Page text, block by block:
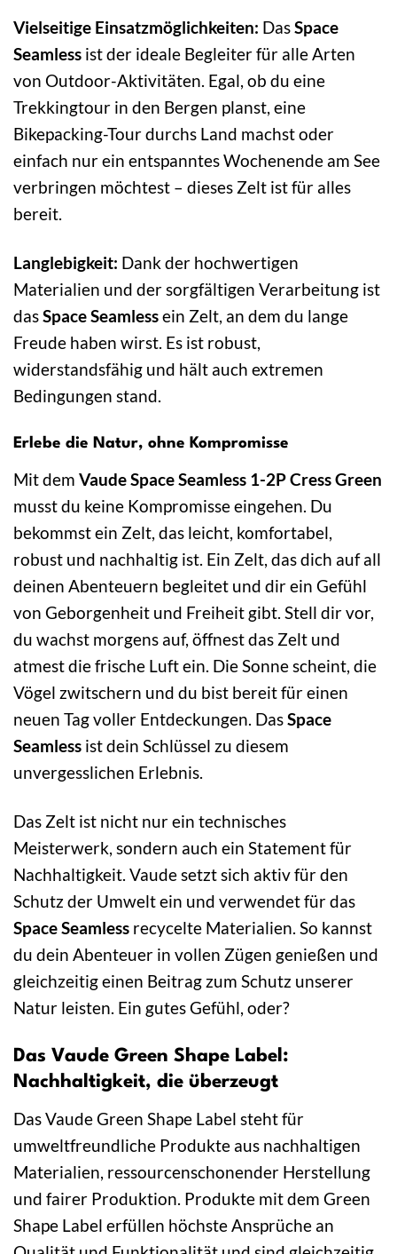
Vielseitige Einsatzmöglichkeiten: DasSpace
Seamless ist der ideale Begleiter für alle Arten
von Outdoor-Aktivitäten. Egal, ob du eine
Trekkingtour in den Bergen planst, eine
Bikepacking-Tour durchs Land machst oder
einfach nur ein entspanntes Wochenende am See
verbringen möchtest – dieses Zelt ist für alles
bereit.
Langlebigkeit: Dank der hochwertigen
Materialien und der sorgfältigen Verarbeitung ist
dasSpace Seamlessein Zelt, an dem du lange
Freude haben wirst. Es ist robust,
widerstandsfähig und hält auch extremen
Bedingungen stand.
Erlebe die Natur, ohne Kompromisse
Mit dem Vaude Space Seamless 1-2P Cress Green
musst du keine Kompromisse eingehen. Du
bekommst ein Zelt, das leicht, komfortabel,
robust und nachhaltig ist. Ein Zelt, das dich auf all
deinen Abenteuern begleitet und dir ein Gefühl
von Geborgenheit und Freiheit gibt. Stell dir vor,
du wachst morgens auf, öffnest das Zelt und
atmest die frische Luft ein. Die Sonne scheint, die
Vögel zwitschern und du bist bereit für einen
neuen Tag voller Entdeckungen. DasSpace
Seamless ist dein Schlüssel zu diesem
unvergesslichen Erlebnis.
Das Zelt ist nicht nur ein technisches
Meisterwerk, sondern auch ein Statement für
Nachhaltigkeit. Vaude setzt sich aktiv für den
Schutz der Umwelt ein und verwendet für das
Space Seamless recycelte Materialien. So kannst
du dein Abenteuer in vollen Zügen genießen und
gleichzeitig einen Beitrag zum Schutz unserer
Natur leisten. Ein gutes Gefühl, oder?
Das Vaude Green Shape Label:
Nachhaltigkeit, die überzeugt
Das Vaude Green Shape Label steht für
umweltfreundliche Produkte aus nachhaltigen
Materialien, ressourcenschonender Herstellung
und fairer Produktion. Produkte mit dem Green
Shape Label erfüllen höchste Ansprüche an